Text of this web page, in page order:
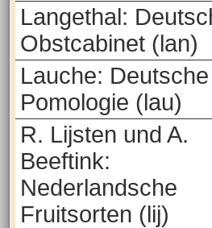
Langethal:
Obstcabinet (lan)
Lauche: Deutsche
Pomologie (lau)
R. Lijsten und A.
Beeftink:
Nederlandsche
Fruitsorten (lij)